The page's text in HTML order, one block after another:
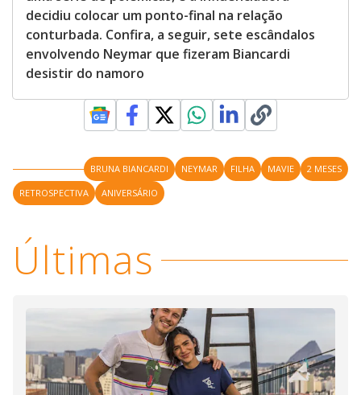
decidiu colocar um ponto-final na relação
conturbada. Confira, a seguir, sete escândalos
envolvendo Neymar que fizeram Biancardi
desistir do namoro
BRUNA BIANCARDI NEYMAR FILHA MAVIE
2 MESES
RETROSPECTIVA
ANIVERSÁRIO
Últimas